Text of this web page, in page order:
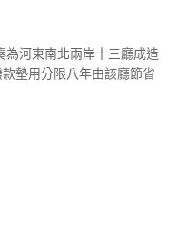
河東南北兩岸十三廳成造
墊用分限八年由該廳節省